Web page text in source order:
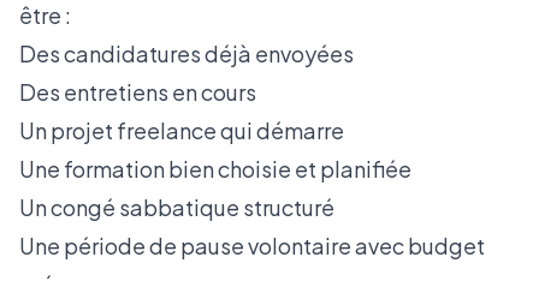
être :
Des candidatures déjà envoyées
Des entretiens en cours
Un projet freelance qui démarre
Une formation bien choisie et planifiée
Un congé sabbatique structuré
Une période de pause volontaire avec budget